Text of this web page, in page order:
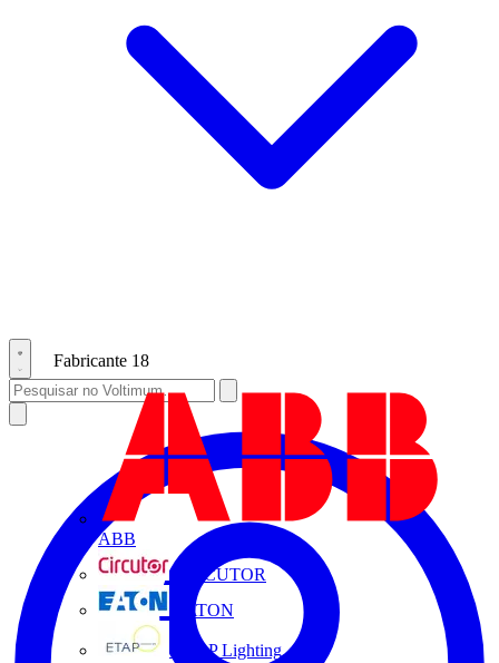
Fabricante 18
ABB
CIRCUTOR
EATON
ETAP Lighting